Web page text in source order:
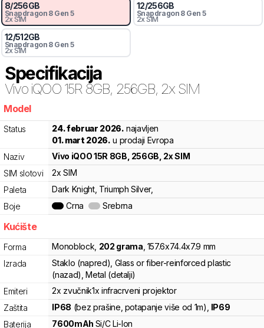
8/256GB
Snapdragon 8 Gen 5
2x SIM
12/256GB
Snapdragon 8 Gen 5
2x SIM
12/512GB
Snapdragon 8 Gen 5
2x SIM
Specifikacija
Vivo iQOO 15R 8GB, 256GB, 2x SIM
Model
Status 24. februar 2026. najavljen
01. mart 2026. u prodaji Evropa
Naziv
Vivo iQOO 15R 8GB, 256GB, 2x SIM
SIM slotovi
2x SIM
Paleta
Dark Knight, Triumph Silver,
Boje
Crna Srebrna
Kućište
Forma Monoblock 202 grama 157.6x74.4x7.9 mm
Izrada
Staklo (napred), Glass or fiber-reinforced plastic
(nazad), Metal (detalji)
Emiteri
2x zvučnik1x infracrveni projektor
Zaštita
IP68 (bez prašine, potapanje više od 1m) IP69
Baterija
7600mAh Si/C Li-Ion